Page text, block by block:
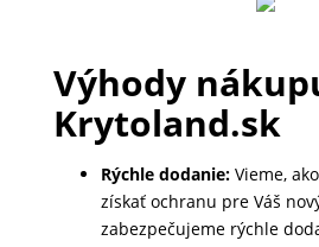
KANCELÁRIA
Výhody
Krytoland.sk
Rýchle dodanie:Vieme,
získať ochranu pre Váš
zabezpečujeme rýchle